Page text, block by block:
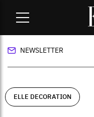
anos de glamour e
NEWSLETTER
ELLE DECORATION